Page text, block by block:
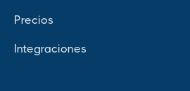
Precios
Integraciones